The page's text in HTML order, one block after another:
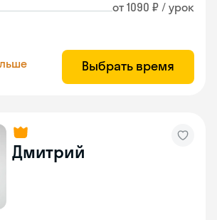
от 1090 ₽ / урок
Выбрать время
Дмитрий